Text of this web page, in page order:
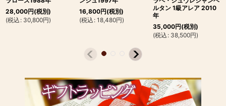
28,000円(税別)
(税込 : 30,800円)
16,800円(税別)
(税込 : 18,480円)
ルタン 1級アレア 2010
年
35,000円(税別)
(税込 : 38,500円)